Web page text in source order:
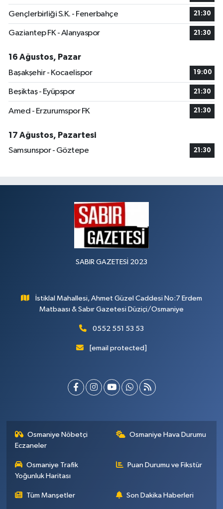
Gençlerbirliği S.K. - Fenerbahçe 21:30
Gaziantep FK - Alanyaspor 21:30
16 Ağustos, Pazar
Başakşehir - Kocaelispor
19:00
Beşiktaş - Eyüpspor 21:30
Amed - Erzurumspor FK 21:30
17 Ağustos, Pazartesi
Samsunspor - Göztepe
21:30
SABIR GAZETESİ 2023
İstiklal Mahallesi, Ahmet Güzel Caddesi No:7 Erdem
Matbaası & Sabır Gazetesi Düziçi/Osmaniye
0552 551 53 53
[email protected]
Osmaniye Nöbetçi
Eczaneler
Osmaniye Hava Durumu
Osmaniye Trafik
Yoğunluk Haritası
Puan Durumu ve Fikstür
Tüm Manşetler Son Dakika Haberleri